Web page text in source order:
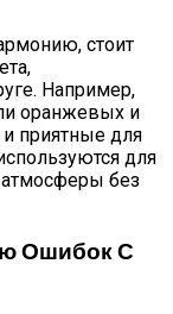
стоит
Например,
оранжевых и
приятные для
для
без
Ошибок С